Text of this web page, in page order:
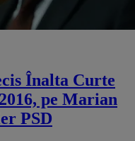
Înalta Curte
pe Marian
PSD